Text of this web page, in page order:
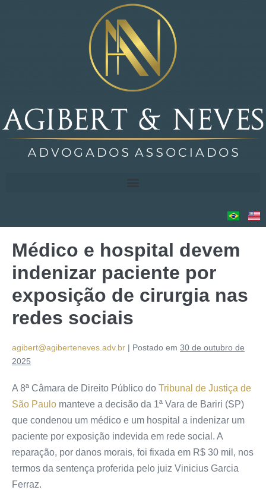
Médico e hospital devem
indenizar paciente por
exposição de cirurgia nas
redes sociais
agibert@agiberteneves.adv.br | Postado em 30 de outubro de
2025
A 8ª Câmara de Direito Público do Tribunal de Justiça de
São Paulo manteve a decisão da 1ª Vara de Bariri (SP)
que condenou um médico e um hospital a indenizar um
paciente por exposição indevida em rede social. A
reparação, por danos morais, foi fixada em R$ 30 mil, nos
termos da sentença proferida pelo juiz Vinicius Garcia
Ferraz.